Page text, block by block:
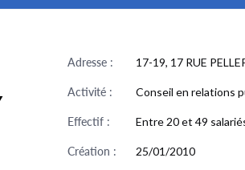
Adresse : 17-19, 17 RUE
Activité : Conseil en relations
Effectif : Entre 20 et 49
Création : 25/01/2010